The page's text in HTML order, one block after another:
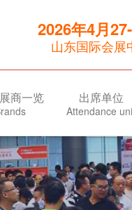
2026年4月
山东国际会展
商一览 出席单位
Attendance